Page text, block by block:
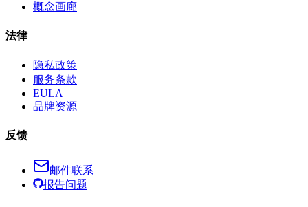
概念画廊
法律
隐私政策
服务条款
EULA
品牌资源
反馈
邮件联系
报告问题